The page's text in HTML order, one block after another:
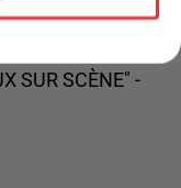
SUR SCÈNE" -